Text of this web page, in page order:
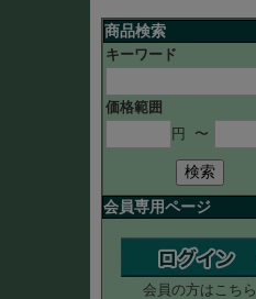
商品検索
キーワード
価格範囲
円
〜
検索
会員専用ページ
会員の方はこちら